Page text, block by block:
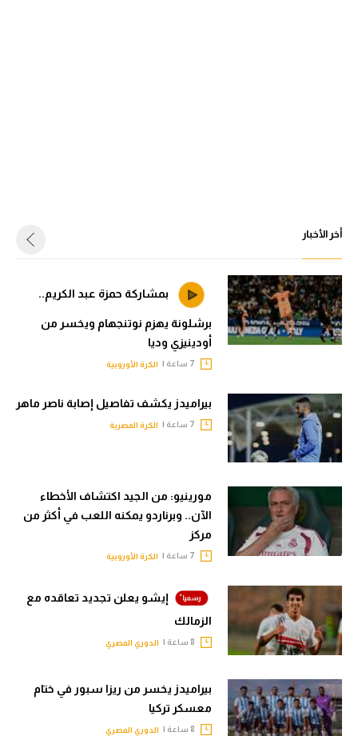
أخر الأخبار
بمشاركة حمزة عبد الكريم..
برشلونة يهزم نوتنجهام ويخسر من
أودينيزي وديا
الكرة الأوروبية
بيراميدز يكشف تفاصيل إصابة ناصر ماهر
الكرة المصرية
مورينيو: من الجيد اكتشاف الأخطاء
الآن.. وبرناردو يمكنه اللعب في أكثر من
مركز
الكرة الأوروبية
إيشو يعلن تجديد تعاقده مع
الزمالك
الدوري المصري
بيراميدز يخسر من ريزا سبور في ختام
معسكر تركيا
الدوري المصري